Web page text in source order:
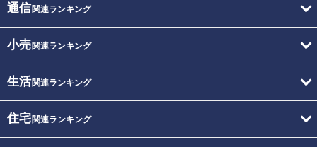
通信関連ランキング
小売関連ランキング
生活関連ランキング
住宅関連ランキング